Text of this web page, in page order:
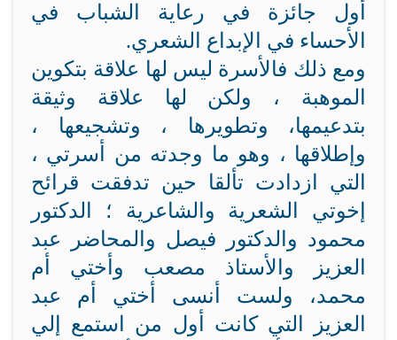
أول جائزة في رعاية الشباب في
الأحساء في الإبداع الشعري.
ومع ذلك فالأسرة ليس لها علاقة بتكوين
الموهبة ، ولكن لها علاقة وثيقة
بتدعيمها، وتطويرها ، وتشجيعها ،
وإطلاقها ، وهو ما وجدته من أسرتي ،
التي ازدادت تألقا حين تدفقت قرائح
إخوتي الشعرية والشاعرية ؛ الدكتور
محمود والدكتور فيصل والمحاضر عبد
العزيز والأستاذ مصعب وأختي أم
محمد، ولست أنسى أختي أم عبد
العزيز التي كانت أول من استمع إلي